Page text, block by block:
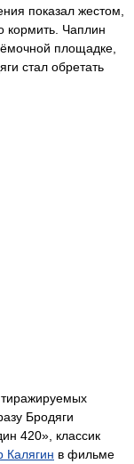
показал жестом,
кормить. Чаплин
площадке,
стал обретать
Бродяги
420», классик
Калягин в фильме